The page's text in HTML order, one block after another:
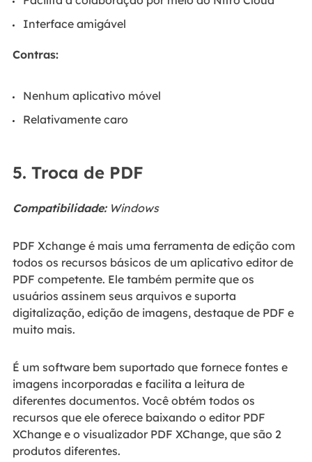
Interface amigável
Contras:
Nenhum aplicativo móvel
Relativamente caro
5. Troca de PDF
Compatibilidade:Windows
PDF Xchange é mais uma ferramenta de edição com
todos os recursos básicos de um aplicativo editor de
PDF competente. Ele também permite que os
usuários assinem seus arquivos e suporta
digitalização, edição de imagens, destaque de PDF e
muito mais.
É um software bem suportado que fornece fontes e
imagens incorporadas e facilita a leitura de
diferentes documentos. Você obtém todos os
recursos que ele oferece baixando o editor PDF
XChange e o visualizador PDF XChange, que são 2
produtos diferentes.